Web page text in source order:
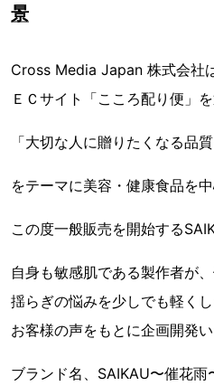
景
Cross Media Japan 株式会社
ＥＣサイト「こころ配り便」
「大切な人に贈りたくなる品質
をテーマに美容・健康食品を
この度一般販売を開始する
自身も敏感肌である製作者が
揺らぎの悩みを少しでも軽く
お客様の声をもとに企画開発い
ブランド名、SAIKAU〜催花雨